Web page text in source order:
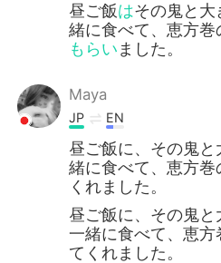
昼ご飯はその鬼と大
緒に食べて、恵方巻
もらい ました。
Maya
JP EN
昼ご飯に、その鬼
緒に食べて、恵方巻
くれました。
昼ご飯に、その鬼と
一緒に食べて、恵方
てくれました。